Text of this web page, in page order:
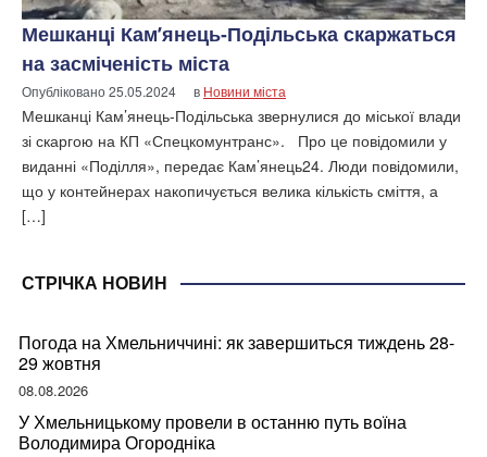
Мешканці Кам’янець-Подільська скаржаться
на засміченість міста
Опубліковано25.05.2024 в Новини міста
Мешканці Кам’янець-Подільська звернулися до міської влади
зі скаргою на КП «Спецкомунтранс». Про це повідомили у
виданні «Поділля», передає Кам’янець24. Люди повідомили,
що у контейнерах накопичується велика кількість сміття, а
[…]
СТРІЧКА НОВИН
Погода на Хмельниччині: як завершиться тиждень 28-
29 жовтня
08.08.2026
У Хмельницькому провели в останню путь воїна
Володимира Огородніка